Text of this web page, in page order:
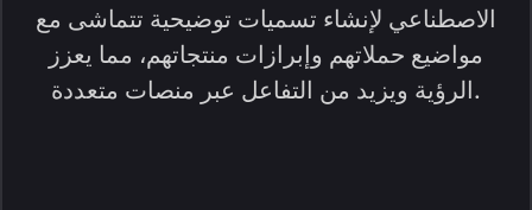
الاصطناعي لإنشاء تسميات توضيحية تتماشى مع
مواضيع حملاتهم وإبرازات منتجاتهم، مما يعزز
الرؤية ويزيد من التفاعل عبر منصات متعددة.